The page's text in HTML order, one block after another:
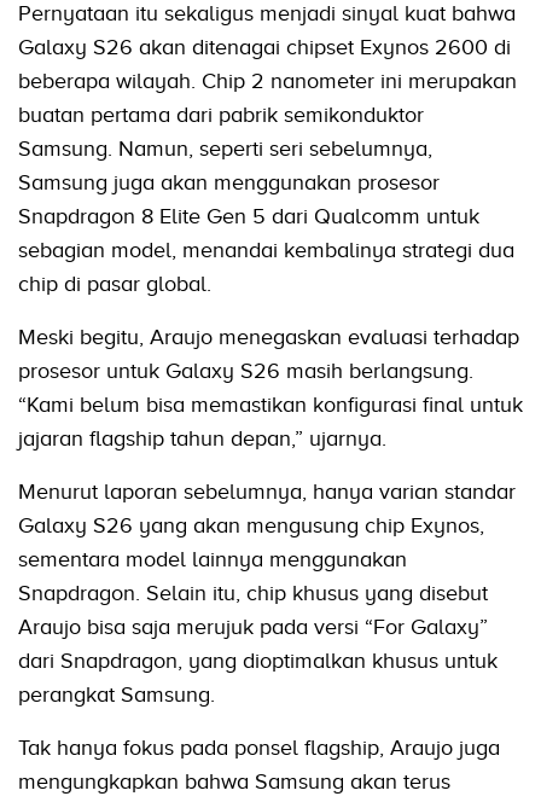
Pernyataan itu sekaligus menjadi sinyal kuat bahwa
Galaxy S26 akan ditenagai chipset Exynos 2600 di
beberapa wilayah. Chip 2 nanometer ini merupakan
buatan pertama dari pabrik semikonduktor
Samsung. Namun, seperti seri sebelumnya,
Samsung juga akan menggunakan prosesor
Snapdragon 8 Elite Gen 5 dari Qualcomm untuk
sebagian model, menandai kembalinya strategi dua
chip di pasar global.
Meski begitu, Araujo menegaskan evaluasi terhadap
prosesor untuk Galaxy S26 masih berlangsung.
“Kami belum bisa memastikan konfigurasi final untuk
jajaran flagship tahun depan,” ujarnya.
Menurut laporan sebelumnya, hanya varian standar
Galaxy S26 yang akan mengusung chip Exynos,
sementara model lainnya menggunakan
Snapdragon. Selain itu, chip khusus yang disebut
Araujo bisa saja merujuk pada versi “For Galaxy”
dari Snapdragon, yang dioptimalkan khusus untuk
perangkat Samsung.
Tak hanya fokus pada ponsel flagship, Araujo juga
mengungkapkan bahwa Samsung akan terus